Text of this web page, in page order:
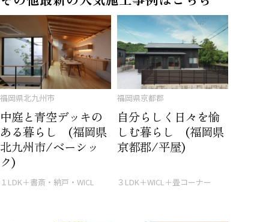
福岡県北九州市
中庭と青空デッキの
ある暮らし (福岡県
北九州市/ベーシッ
ク)
１LDK＋書斎・納戸・WICL
福岡県京都郡
自分らしく日々を愉
しむ暮らし (福岡県
京都郡/平屋)
３LDK＋WICL＋畳コーナー